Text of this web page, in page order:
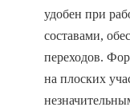
удобен при
составами,
переходов.
на плоских